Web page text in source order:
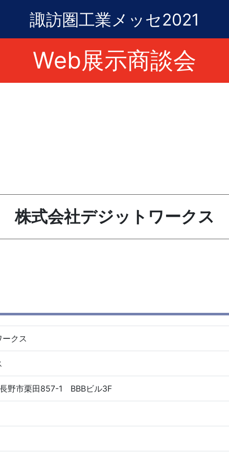
諏訪圏工業メッセ2021
Web展示商談会
株式会社デジットワークス
クス
野市栗田857-1 BBBビル3F